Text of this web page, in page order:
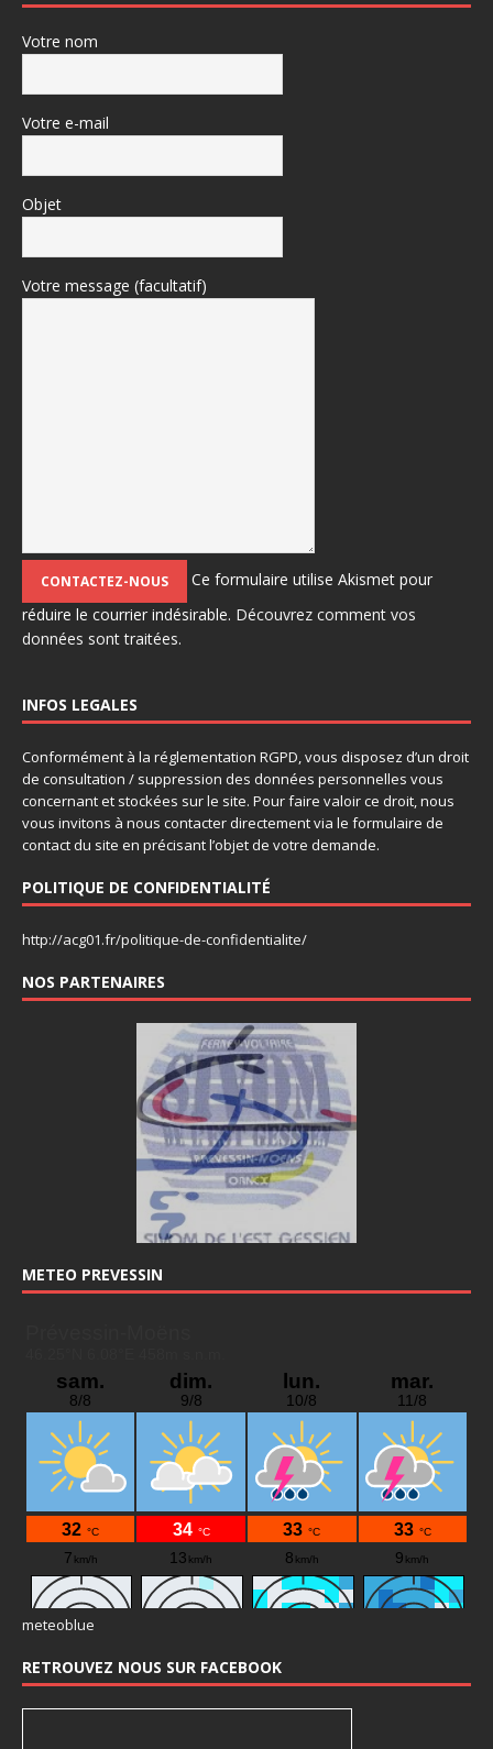
Votre nom
Votre e-mail
Objet
Votre message (facultatif)
Ce formulaire utilise Akismet pour
réduire le courrier indésirable. Découvrez comment vos
données sont traitées.
INFOS LEGALES
Conformément à la réglementation RGPD, vous disposez d’un droit
de consultation / suppression des données personnelles vous
concernant et stockées sur le site. Pour faire valoir ce droit, nous
vous invitons à nous contacter directement via le formulaire de
contact du site en précisant l’objet de votre demande.
POLITIQUE DE CONFIDENTIALITÉ
http://acg01.fr/politique-de-confidentialite/
NOS PARTENAIRES
METEO PREVESSIN
meteoblue
RETROUVEZ NOUS SUR FACEBOOK